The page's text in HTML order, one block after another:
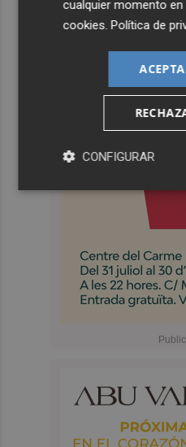
cualquier momento en
cookies.Política de
CONFIGURAR